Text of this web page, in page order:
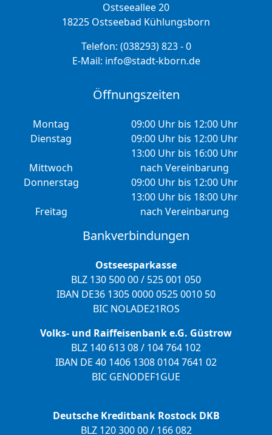
Ostseeallee 20
18225 Ostseebad Kühlungsborn
Telefon: (038293) 823 - 0
E-Mail: info@stadt-kborn.de
Öffnungszeiten
Montag
09:00 Uhr bis 12:00 Uhr
Dienstag
09:00 Uhr bis 12:00 Uhr
13:00 Uhr bis 16:00 Uhr
Mittwoch
nach Vereinbarung
Donnerstag
09:00 Uhr bis 12:00 Uhr
13:00 Uhr bis 18:00 Uhr
Freitag
nach Vereinbarung
Bankverbindungen
Ostseesparkasse
BLZ 130 500 00 / 525 001 050
IBAN DE36 1305 0000 0525 0010 50
BIC NOLADE21ROS
Volks- und Raiffeisenbank e.G. Güstrow
BLZ 140 613 08 / 104 764 102
IBAN DE 40 1406 1308 0104 7641 02
BIC GENODEF1GUE
Deutsche Kreditbank Rostock DKB
BLZ 120 300 00 / 166 082